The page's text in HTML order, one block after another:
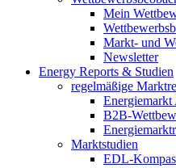
Mein
Markt- und
Newsletter
Energy Reports & Studien
regelmäßige
Energiemarkt
B2B-
Marktstudien
EDL-